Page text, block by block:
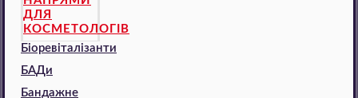
ДЛЯ
КОСМЕТОЛОГІВ
Біоревіталізанти
БАДи
Бандажне